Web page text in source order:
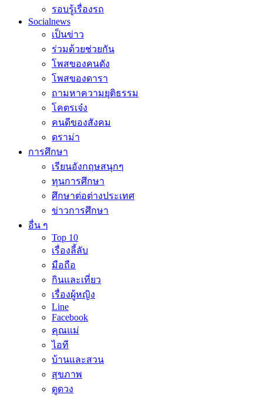
รอบรู้เรื่องรถ
Socialnews
เป็นข่าว
ร่วมด้วยช่วยกัน
โพสของคนดัง
โพสของดารา
ถามหาความยุติธรรม
โคตรเจ๋ง
คนดีของสังคม
ดราม่า
การศึกษา
เรียนอังกฤษสนุกๆ
ทุนการศึกษา
ศึกษาต่อต่างประเทศ
ข่าวการศึกษา
อื่น ๆ
Top 10
เรื่องลี้ลับ
มือถือ
กินและเที่ยว
เรื่องผู้หญิง
Line
Facebook
คุณแม่
ไอที
บ้านและสวน
สุขภาพ
ดูดวง